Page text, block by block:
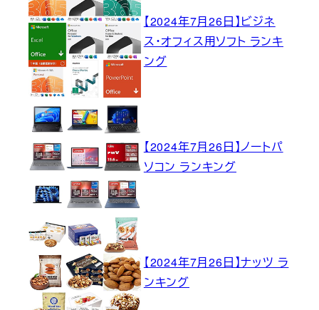
【2024年7月26日】ビジネ
ス・オフィス用ソフト ランキ
ング
【2024年7月26日】ノートパ
ソコン ランキング
【2024年7月26日】ナッツ ラ
ンキング